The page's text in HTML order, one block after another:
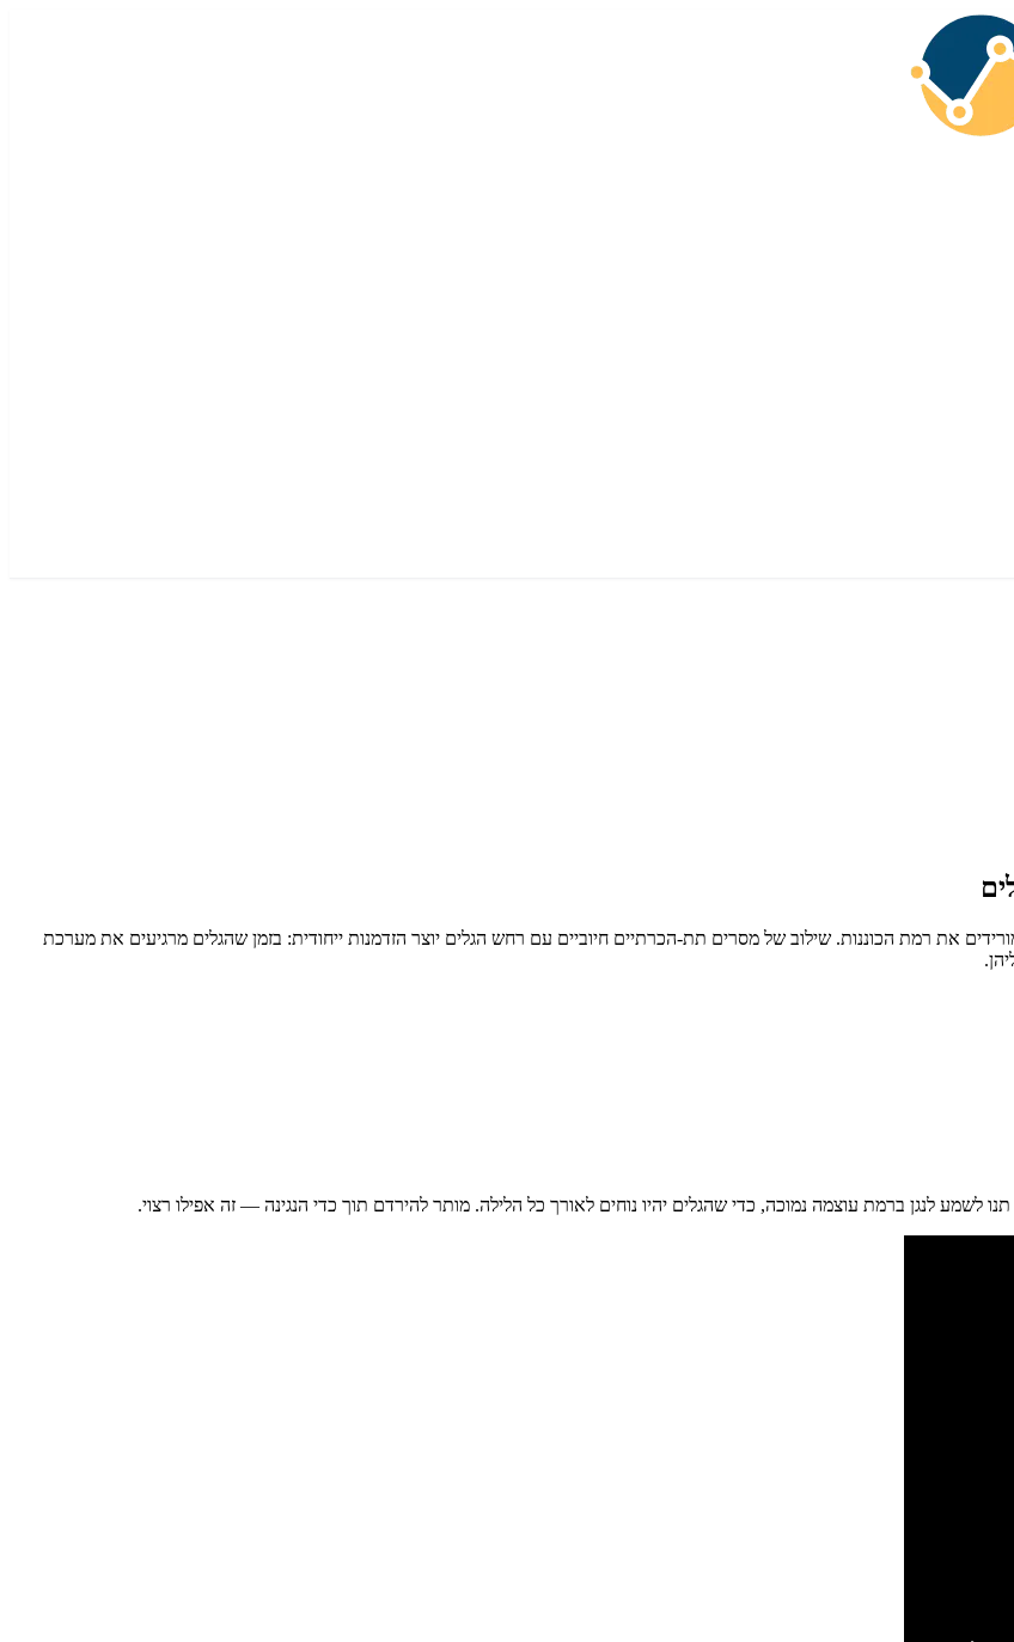
את רמת הכוננות. שילוב של מסרים תת-הכרתיים חיוביים עם רחש הגלים יוצר הזדמנות ייחודית: בזמן שהגלים מרגיעים את מערכת